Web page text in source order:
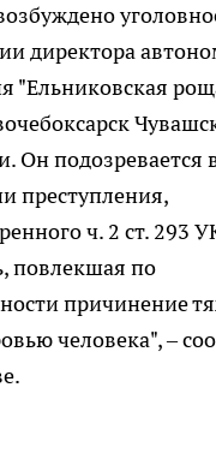
директора
"Ельниковская
Он подозревается
преступления,
ч. 2 ст. 293
повлекшая по
причинение
человека", –